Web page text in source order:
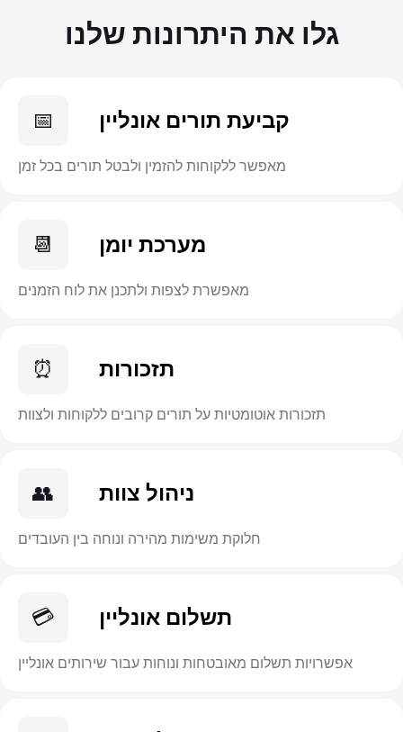
גלו את היתרונות שלנו
📅 קביעת תורים אונליין
מאפשר ללקוחות להזמין ולבטל תורים בכל זמן
📆 מערכת יומן
מאפשרת לצפות ולתכנן את לוח הזמנים
⏰ תזכורות
תזכורות אוטומטיות על תורים קרובים ללקוחות ולצוות
👥 ניהול צוות
חלוקת משימות מהירה ונוחה בין העובדים
💳 תשלום אונליין
אפשרויות תשלום מאובטחות ונוחות עבור שירותים אונליין